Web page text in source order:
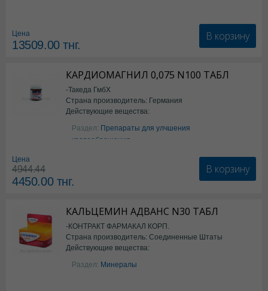
Цена
13509.00тнг.
В корзину
КАРДИОМАГНИЛ 0,075 N100 ТАБЛ
-Такеда ГмбХ
Страна производитель: Германия
Действующие вещества:
ацетилсалициловая кислота
Раздел: Препараты для улчшения
кровообращения
Цена
4944.44
4450.00тнг.
В корзину
КАЛЬЦЕМИН АДВАНС N30 ТАБЛ
-КОНТРАКТ ФАРМАКАЛ КОРП.
Страна производитель: Соединенные Штаты
Америки
Действующие вещества:
Колекальциферол+Кальция
карбонат
Раздел: Минералы